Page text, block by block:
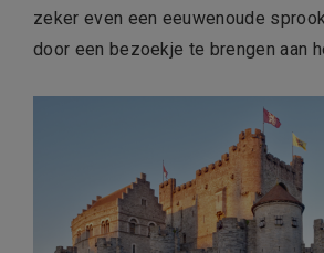
zeker even een eeuwenoude
door een bezoekje te brengen aan